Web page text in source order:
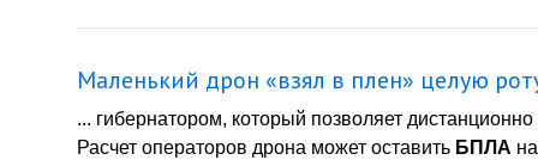
Маленький дрон «взял в плен» целую
... гибернатором, который позволяет
Расчет операторов дрона может оставить БПЛА